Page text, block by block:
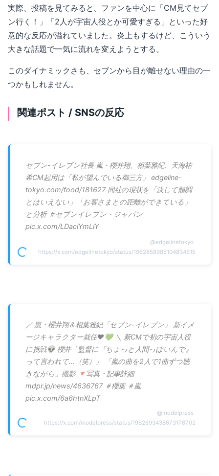
実際、投稿を見てみると、ファンを中心に「CM見てセブ
ン行く！」「2人が宇宙人役とか可愛すぎる」といった好
意的な反応が溢れていました。炎上もするけど、こういう
大きな話題で一気に流れを変えようとする。
このダイナミックさも、セブンから目が離せない理由の一
つかもしれません。
関連ポスト / SNSの反応
セブン-イレブン社長 嵐・櫻井翔、相葉雅紀、天海祐
希CM起用は「私が望んでいる御三方」 edgeline-
tokyo.com/food/181627 同社の現状を「決して順調
とはいえない」「お客さまとの距離ができている」
と分析 ＃セブンイレブン・ジャパン
pic.x.com/LDaciYmLlY
@edgelinetokyo
https://x.com/edgelinetokyo/status/1962858985104834615
／ 嵐・櫻井翔＆相葉雅紀「セブン-イレブン」 新イメ
ージキャラクター就任❤💚 ＼ 新CMで初の宇宙人役
に挑戦👽 櫻井「監督に『ちょっと人間っぽいんで』
って言われて…（笑）」 「嵐の曲を2人で1曲ずつ聴
きながら」撮影 🔻写真・記事詳細
mdpr.jp/news/4636767 ＃櫻葉 ＃嵐
pic.x.com/6a6htnXLpT
@modelpress
https://x.com/modelpress/status/1962693438673178702